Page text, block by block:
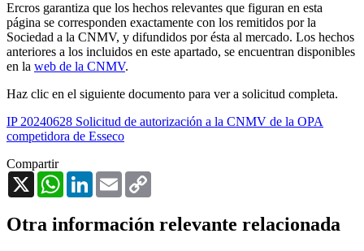
Ercros garantiza que los hechos relevantes que figuran en esta
página se corresponden exactamente con los remitidos por la
Sociedad a la CNMV, y difundidos por ésta al mercado. Los hechos
anteriores a los incluidos en este apartado, se encuentran disponibles
en la web de la CNMV.
Haz clic en el siguiente documento para ver a solicitud completa.
IP 20240628 Solicitud de autorización a la CNMV de la OPA
competidora de Esseco
Compartir
X
WhatsAppLinkedInEmail
Otra información relevante relacionada